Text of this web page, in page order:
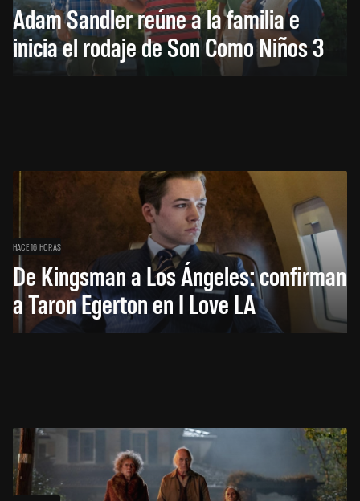
Adam Sandler reúne a la familia e
inicia el rodaje de Son Como Niños 3
HACE 16 HORAS
De Kingsman a Los Ángeles: confirman
a Taron Egerton en I Love LA